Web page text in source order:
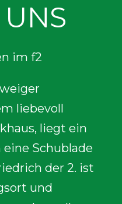
im f2
liebevoll
liegt ein
Schublade
der 2. ist
und